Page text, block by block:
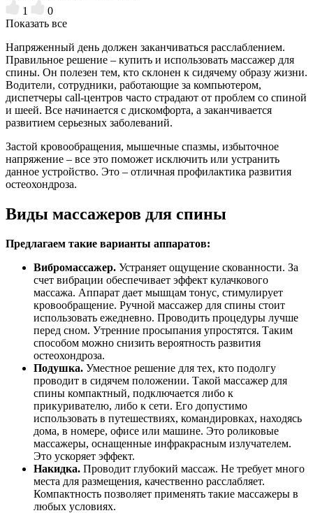
1
0
Показать все
Напряженный день должен заканчиваться расслаблением.
Правильное решение – купить и использовать массажер для
спины. Он полезен тем, кто склонен к сидячему образу жизни.
Водители, сотрудники, работающие за компьютером,
диспетчеры call-центров часто страдают от проблем со спиной
и шеей. Все начинается с дискомфорта, а заканчивается
развитием серьезных заболеваний.
Застой кровообращения, мышечные спазмы, избыточное
напряжение – все это поможет исключить или устранить
данное устройство. Это – отличная профилактика развития
остеохондроза.
Виды массажеров для спины
Предлагаем такие варианты аппаратов:
Вибромассажер. Устраняет ощущение скованности. За
счет вибрации обеспечивает эффект кулачкового
массажа. Аппарат дает мышцам тонус, стимулирует
кровообращение. Ручной массажер для спины стоит
использовать ежедневно. Проводить процедуры лучше
перед сном. Утренние просыпания упростятся. Таким
способом можно снизить вероятность развития
остеохондроза.
Подушка. Уместное решение для тех, кто подолгу
проводит в сидячем положении. Такой массажер для
спины компактный, подключается либо к
прикуривателю, либо к сети. Его допустимо
использовать в путешествиях, командировках, находясь
дома, в номере, офисе или машине. Это роликовые
массажеры, оснащенные инфракрасным излучателем.
Это ускоряет эффект.
Накидка. Проводит глубокий массаж. Не требует много
места для размещения, качественно расслабляет.
Компактность позволяет применять такие массажеры в
любых условиях.